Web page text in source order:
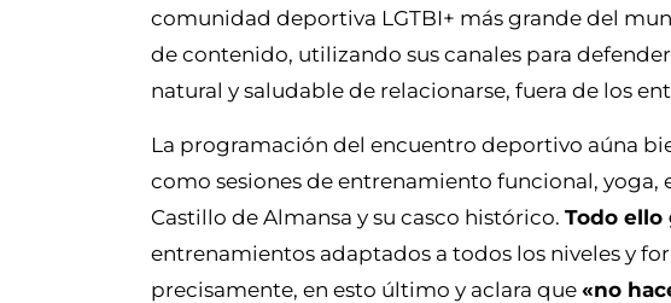
comunidad deportiva LGTBI+ más grande del
de contenido, utilizando sus canales para
natural y saludable de relacionarse, fuera de los
La programación del encuentro deportivo aúna
como sesiones de entrenamiento funcional, yoga,
Castillo de Almansa y su casco histórico. Todo ello
entrenamientos adaptados a todos los niveles y
precisamente, en esto último y aclara que «no